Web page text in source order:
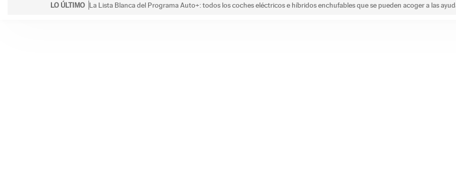
LO ÚLTIMO La Lista Blanca del Programa Auto+: todos los coches eléctricos e híbridos enchufables que se pueden acoger a las